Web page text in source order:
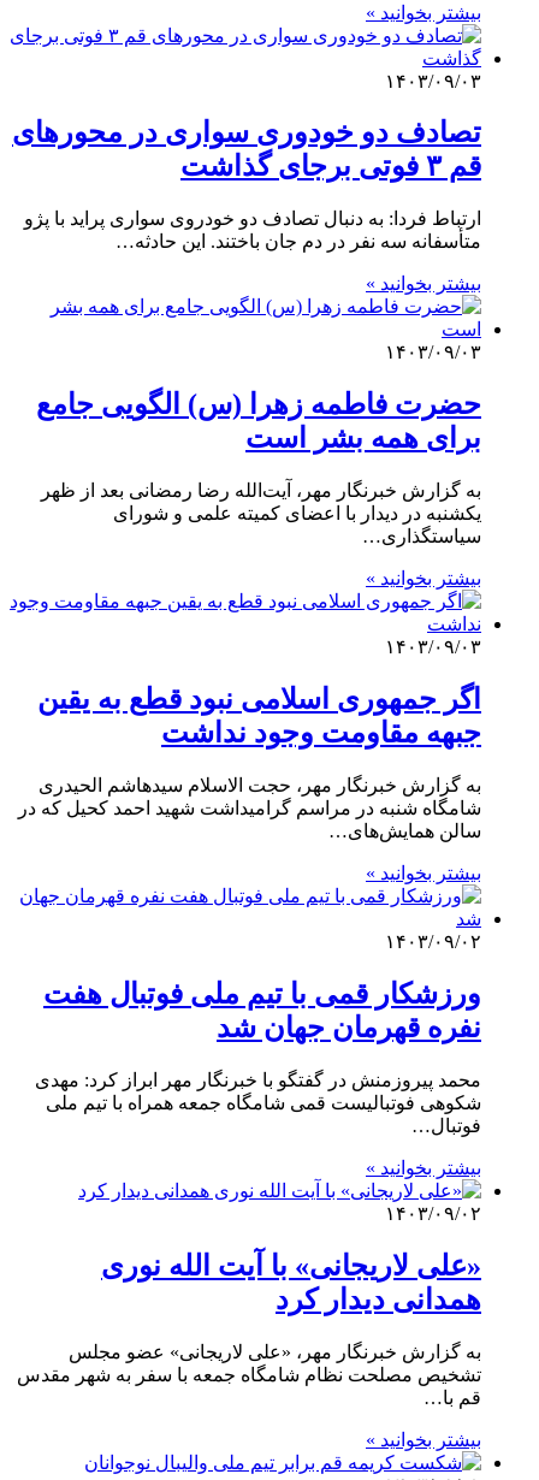
بیشتر بخوانید »
۱۴۰۳/۰۹/۰۳
تصادف دو خودوری سواری در محورهای
قم ۳ فوتی برجای گذاشت
ارتباط فردا: به دنبال تصادف دو خودروی سواری پراید با پژو
متأسفانه سه نفر در دم جان باختند. این حادثه…
بیشتر بخوانید »
۱۴۰۳/۰۹/۰۳
حضرت فاطمه زهرا (س) الگویی جامع
برای همه بشر است
به گزارش خبرنگار مهر، آیت‌الله رضا رمضانی بعد از ظهر
یکشنبه در دیدار با اعضای کمیته علمی و شورای
سیاستگذاری…
بیشتر بخوانید »
۱۴۰۳/۰۹/۰۳
اگر جمهوری اسلامی نبود قطع به یقین
جبهه مقاومت وجود نداشت
به گزارش خبرنگار مهر، حجت الاسلام سیدهاشم الحیدری
شامگاه شنبه در مراسم گرامیداشت شهید احمد کحیل که در
سالن همایش‌های…
بیشتر بخوانید »
۱۴۰۳/۰۹/۰۲
ورزشکار قمی با تیم ملی فوتبال هفت
نفره قهرمان جهان شد
محمد پیروزمنش در گفتگو با خبرنگار مهر ابراز کرد: مهدی
شکوهی فوتبالیست قمی شامگاه جمعه همراه با تیم ملی
فوتبال…
بیشتر بخوانید »
۱۴۰۳/۰۹/۰۲
«علی لاریجانی» با آیت الله نوری
همدانی دیدار کرد
به گزارش خبرنگار مهر، «علی لاریجانی» عضو مجلس
تشخیص مصلحت نظام شامگاه جمعه با سفر به شهر مقدس
قم با…
بیشتر بخوانید »